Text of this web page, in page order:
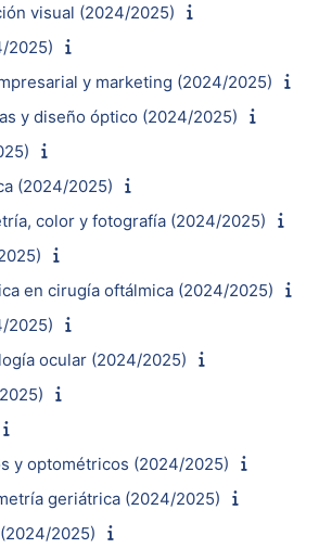
visual (2024/2025)
2025)
y marketing (2024/2025)
y diseño óptico (2024/2025)
(2024/2025)
color y fotografía (2024/2025)
en cirugía oftálmica (2024/2025)
2025)
ocular (2024/2025)
y optométricos (2024/2025)
geriátrica (2024/2025)
2025)